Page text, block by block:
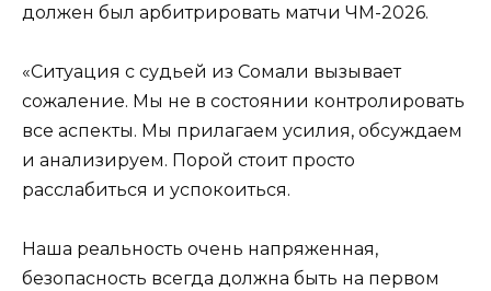
должен был арбитрировать матчи ЧМ-2026.
«Ситуация с судьей из Сомали вызывает
сожаление. Мы не в состоянии контролировать
все аспекты. Мы прилагаем усилия, обсуждаем
и анализируем. Порой стоит просто
расслабиться и успокоиться.
Наша реальность очень напряженная,
безопасность всегда должна быть на первом